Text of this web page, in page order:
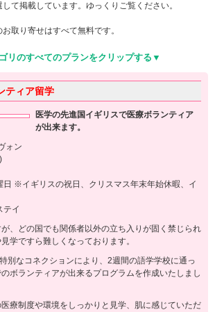
て掲載しています。ゆっくりご覧ください。
取り寄せはすべて無料です。
リのすべてのプランをクリップする▼
ティア留学
医学の先進国イギリスで医療ボランティア
が出来ます。
ォン
日 ※イギリスの祝日、クリスマス年末年始休暇、イ
テイ
、どの国でも関係者以外の立ち入りが固く禁じられ
学ですら難しくなっております。
別なコネクションにより、2週間の語学学校に通っ
ボランティアが出来るプログラムを作成いたしまし
療制度や環境をしっかりと見学、肌に感じていただ